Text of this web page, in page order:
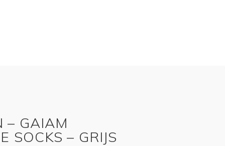
– GAIAM
SOCKS – GRIJS